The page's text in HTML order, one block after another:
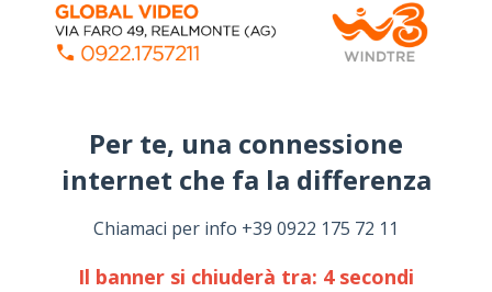
Per te, una connessione
internet che fa la differenza​
Chiamaci per info +39 0922 175 72 11
Il banner si chiuderà tra: 3secondi
I “TEPPISTI DEI SOGNI” IN CONCERTO A
SICULIANA PER I FESTEGGIAMENTI DI SAN